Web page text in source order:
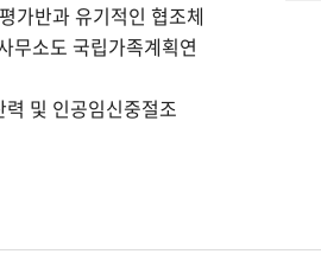
가반과 유기적인 협조체
무소도 국립가족계획연
및 인공임신중절조